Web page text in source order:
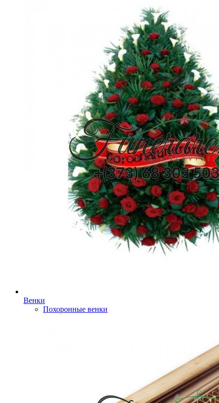
Венки
Похоронные венки